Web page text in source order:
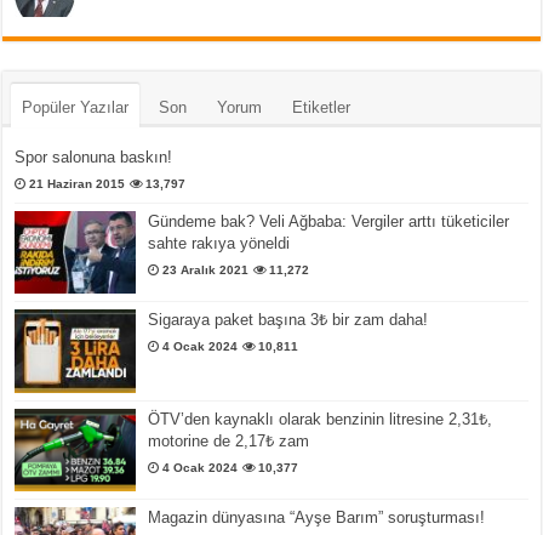
Popüler Yazılar Son Yorum Etiketler
Spor salonuna baskın!
21 Haziran 2015 13,797
Gündeme bak? Veli Ağbaba: Vergiler arttı tüketiciler
sahte rakıya yöneldi
23 Aralık 2021 11,272
Sigaraya paket başına 3₺ bir zam daha!
4 Ocak 2024 10,811
ÖTV’den kaynaklı olarak benzinin litresine 2,31₺,
motorine de 2,17₺ zam
4 Ocak 2024 10,377
Magazin dünyasına “Ayşe Barım” soruşturması!